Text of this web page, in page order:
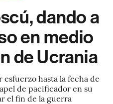
dando a
en medio
de Ucrania
esfuerzo hasta la fecha de
de pacificador en su
el fin de la guerra